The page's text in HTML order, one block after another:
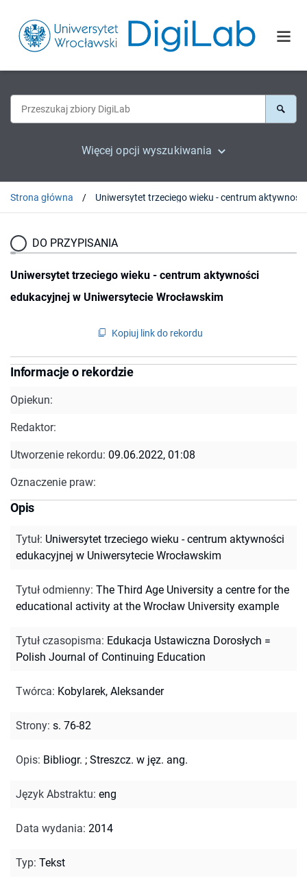
Więcej opcji wyszukiwania
Strona główna
DO PRZYPISANIA
Uniwersytet trzeciego wieku - centrum aktywności
edukacyjnej w Uniwersytecie Wrocławskim
Kopiuj link do rekordu
Informacje o rekordzie
Opiekun:
Redaktor:
Utworzenie rekordu: 09.06.2022, 01:08
Oznaczenie praw:
Opis
Tytuł: Uniwersytet trzeciego wieku - centrum aktywności
edukacyjnej w Uniwersytecie Wrocławskim
Tytuł odmienny: The Third Age University a centre for the
educational activity at the Wrocław University example
Tytuł czasopisma: Edukacja Ustawiczna Dorosłych =
Polish Journal of Continuing Education
Twórca: Kobylarek, Aleksander
Strony: s. 76-82
Opis: Bibliogr. ; Streszcz. w jęz. ang.
Język Abstraktu: eng
Data wydania: 2014
Typ: Tekst